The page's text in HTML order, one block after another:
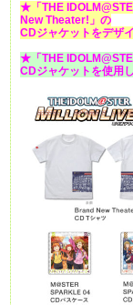
★「THE
New Theater!」 の
CDジャケットをデザ
★「THE
CDジャケットを使用